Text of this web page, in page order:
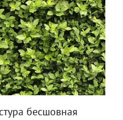
бесшовная